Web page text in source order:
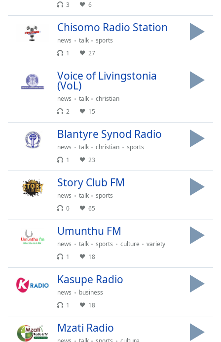
Opacity
Background
Caption
Opacity
Font
Style
3
6
Chisomo Radio Station
news talk
sports
1
27
Voice of Livingstonia
(VoL)
news talk
christian
2
15
Blantyre Synod Radio
news talk christian
sports
1
23
Story Club FM
news talk
sports
0
65
Umunthu FM
news talk sports culture
variety
1
18
Kasupe Radio
news
business
1
18
Mzati Radio